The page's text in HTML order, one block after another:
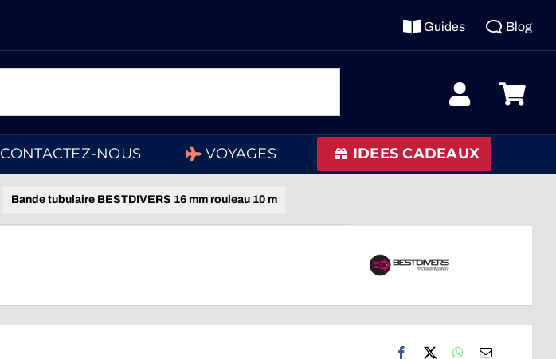
Guides Blog
CONTACTEZ-NOUS VOYAGES IDEES CADEAUX
Bande tubulaire BESTDIVERS 16 mm rouleau 10 m